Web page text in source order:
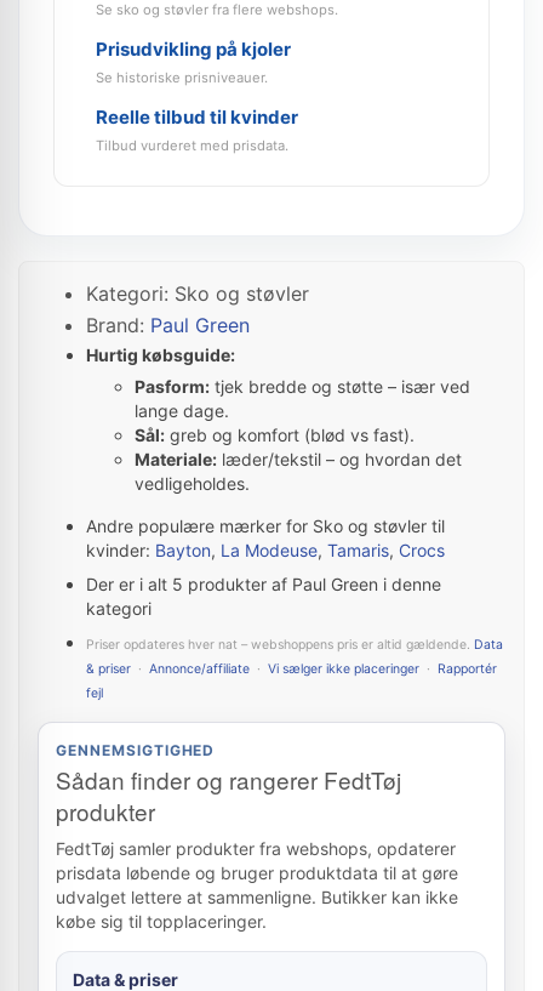
Se sko og støvler fra flere webshops.
Prisudvikling på kjoler
Se historiske prisniveauer.
Reelle tilbud til kvinder
Tilbud vurderet med prisdata.
Kategori: Sko og støvler
Brand: Paul Green
Hurtig købsguide:
Pasform: tjek bredde og støtte – især ved
lange dage.
Sål: greb og komfort (blød vs fast).
Materiale: læder/tekstil – og hvordan det
vedligeholdes.
Andre populære mærker for Sko og støvler til
kvinder: Bayton, La Modeuse, Tamaris, Crocs
Der er i alt 5 produkter af Paul Green i denne
kategori
Priser opdateres hver nat – webshoppens pris er altid gældende. Data
& priser · Annonce/affiliate · Vi sælger ikke placeringer · Rapportér
fejl
GENNEMSIGTIGHED
Sådan finder og rangerer FedtTøj
produkter
FedtTøj samler produkter fra webshops, opdaterer
prisdata løbende og bruger produktdata til at gøre
udvalget lettere at sammenligne. Butikker kan ikke
købe sig til topplaceringer.
Data & priser